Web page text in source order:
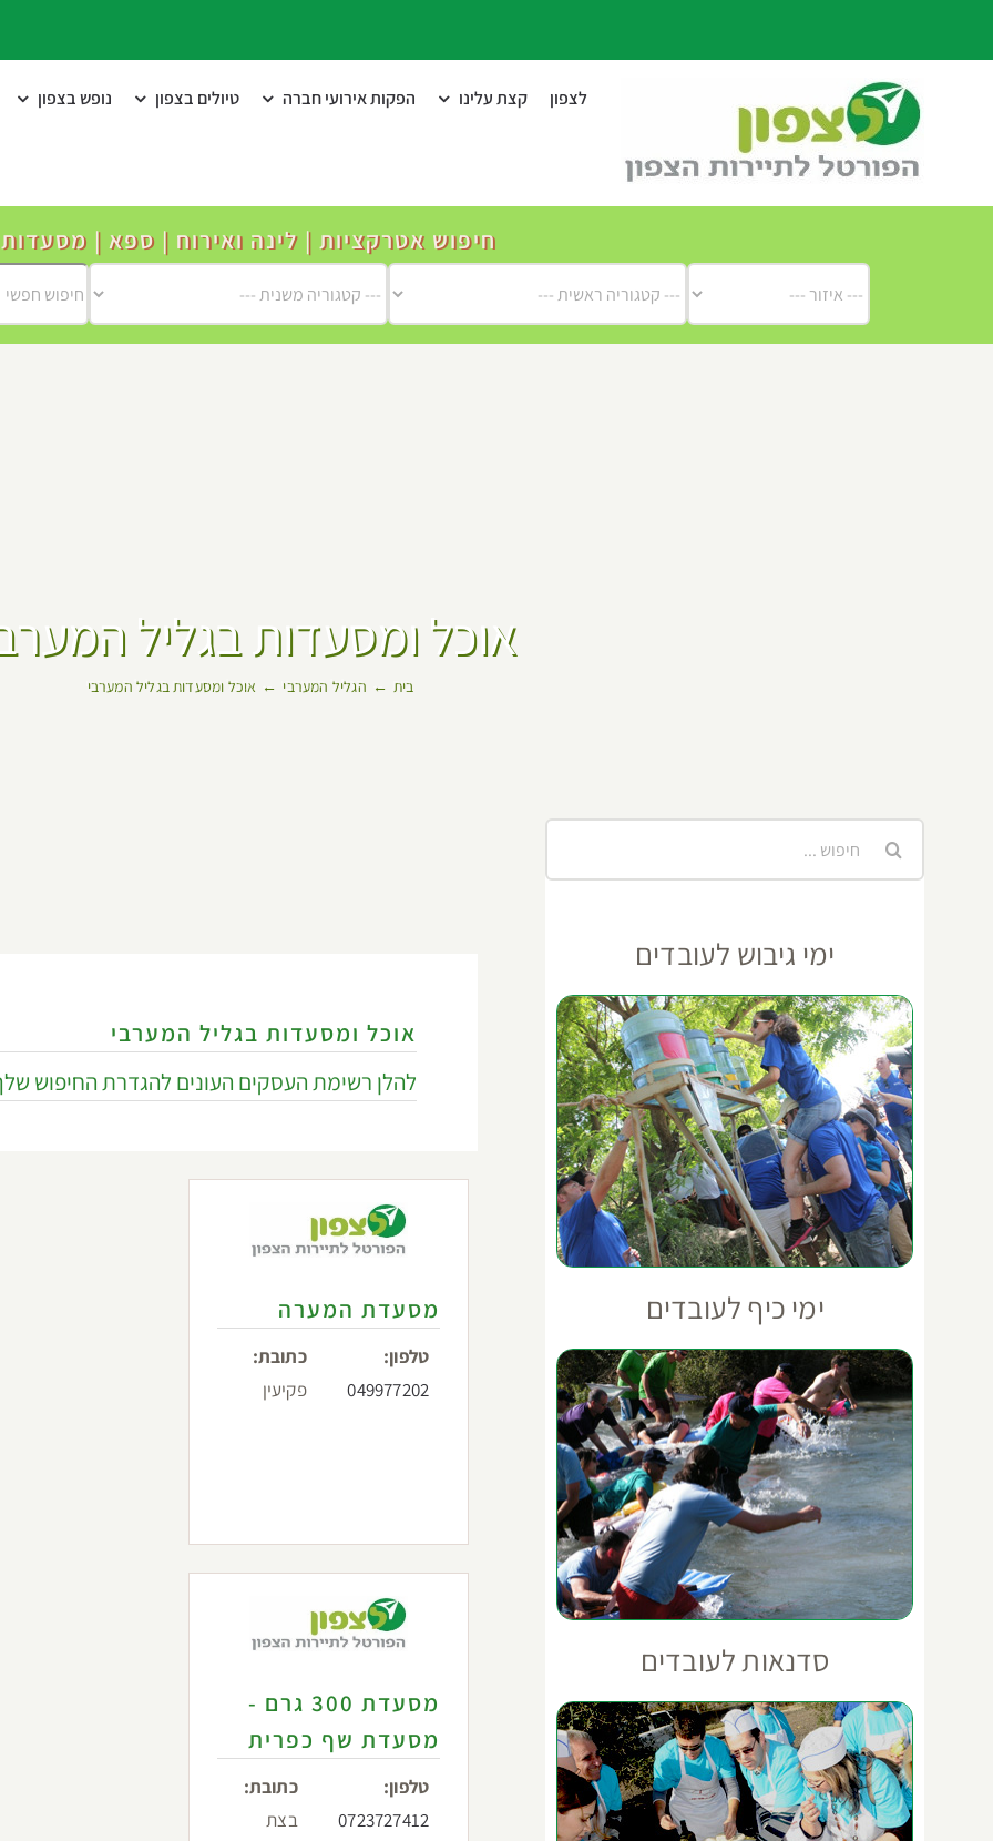
לצפון קצת עלינו הפקות אירועי חברה טיולים בצפון נופש בצפון
חיפוש אטרקציות | לינה ואירוח | ספא | מסעדות
אוכל ומסעדות בגליל
בית הגליל המערבי אוכל ומסעדות בגליל המערבי
אוכל ומסעדות בגליל המערבי
להלן רשימת העסקים העונים להגדרת החיפוש
מסעדת המערה
טלפון:
049977202
כתובת:
פקיעין
מסעדת 300 גרם -
מסעדת שף כפרית
טלפון:
0723727412
כתובת:
בצת
ימי גיבוש לעובדים
ימי כיף לעובדים
סדנאות לעובדים